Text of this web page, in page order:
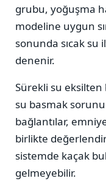
grubu, yoğuşma
modeline uygun
sonunda sıcak su
denenir.
Sürekli su eksilten
su basmak
bağlantılar,
birlikte
sistemde kaçak
gelmeyebilir.